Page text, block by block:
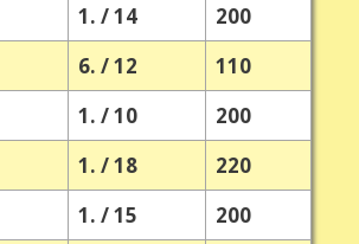
1. / 14
200
6. / 12
110
1. / 10
200
1. / 18
220
1. / 15
200